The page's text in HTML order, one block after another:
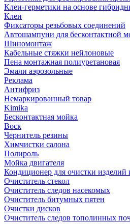
Клеи-герметики на основе
Клеи
Фиксаторы резьбовых соединений
Автошампуни для бесконтактной
Шиномонтаж
Кабельные стяжки нейлоновые
Пена монтажная полиуретановая
Эмали аэрозольные
Реклама
Антифриз
Немаркированный товар
Kimika
Бесконтактная мойка
Воск
Чернитель резины
Химчистки салона
Полироль
Мойка двигателя
Кондиционер для очистки изделий
Очиститель стекол
Очиститель следов насекомых
Очиститель битумных пятен
Очистки дисков
Очиститель следов тополинных